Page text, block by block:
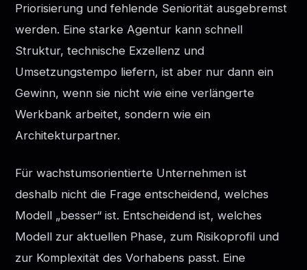
Priorisierung und fehlende Seniorität ausgebremst
werden. Eine starke Agentur kann schnell
Struktur, technische Exzellenz und
Umsetzungstempo liefern, ist aber nur dann ein
Gewinn, wenn sie nicht wie eine verlängerte
Werkbank arbeitet, sondern wie ein
Architekturpartner.
Für wachstumsorientierte Unternehmen ist
deshalb nicht die Frage entscheidend, welches
Modell „besser“ ist. Entscheidend ist, welches
Modell zur aktuellen Phase, zum Risikoprofil und
zur Komplexität des Vorhabens passt. Eine